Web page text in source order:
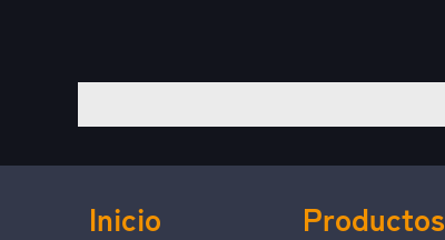
Inicio Productos